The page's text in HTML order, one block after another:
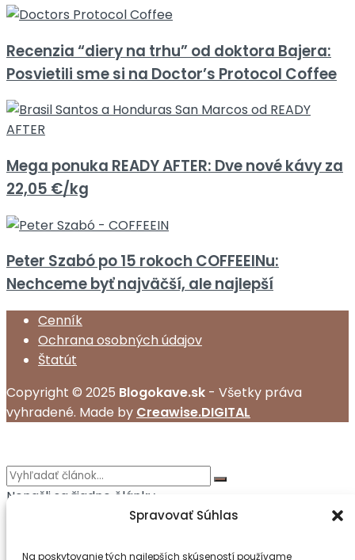
Spravovať Súhlas
Na poskytovanie tých najlepších skúseností používame
Recenzia “diery na trhu” od doktora Bajera:
Posvietili sme si na Doctor’s Protocol Coffee
Mega ponuka READY AFTER: Dve nové kávy za
22,05 €/kg
Peter Szabó po 15 rokoch COFFEEINu:
Nechceme byť najväčší, ale najlepší
Cenník
Ochrana osobných údajov
Štatút
Copyright © 2025 Blogokave.sk - Všetky práva
vyhradené. Made by Creawise.DIGITAL
Nenašli sa žiadne články
DOMOV